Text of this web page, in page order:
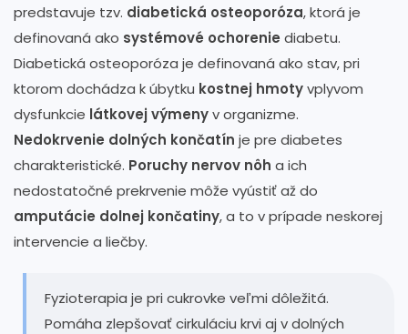
predstavuje tzv. diabetická osteoporóza, ktorá je
definovaná ako systémové ochorenie diabetu.
Diabetická osteoporóza je definovaná ako stav, pri
ktorom dochádza k úbytku kostnej hmotyvplyvom
dysfunkcie látkovej výmenyv organizme.
Nedokrvenie dolných končatín je pre diabetes
charakteristické. Poruchy nervov nôh a ich
nedostatočné prekrvenie môže vyústiť až do
amputácie dolnej končatiny, a to v prípade neskorej
intervencie a liečby.
Fyzioterapia je pri cukrovke veľmi dôležitá.
Pomáha zlepšovať cirkuláciu krvi aj v dolných